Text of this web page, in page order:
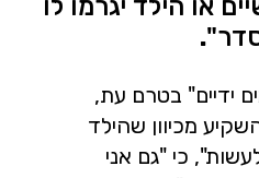
או הילד יגרמו לו
.
ידיים" בטרם עת,
מכיוון שהילד
כי "גם אני